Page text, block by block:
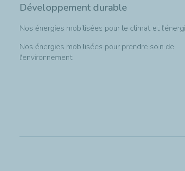
Développement durable
Nos énergies mobilisées pour le climat et
Nos énergies mobilisées pour prendre soin de
l'environnement